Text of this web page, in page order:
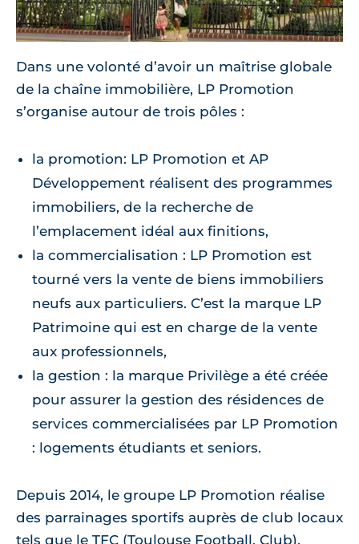
Dans une volonté d’avoir un maîtrise globale
de la chaîne immobilière, LP Promotion
s’organise autour de trois pôles :
la promotion: LP Promotion et AP
Développement réalisent des programmes
immobiliers, de la recherche de
l’emplacement idéal aux finitions,
la commercialisation : LP Promotion est
tourné vers la vente de biens immobiliers
neufs aux particuliers. C’est la marque LP
Patrimoine qui est en charge de la vente
aux professionnels,
la gestion : la marque Privilège a été créée
pour assurer la gestion des résidences de
services commercialisées par LP Promotion
: logements étudiants et seniors.
Depuis 2014, le groupe LP Promotion réalise
des parrainages sportifs auprès de club locaux
tels que le TFC (Toulouse Football, Club),